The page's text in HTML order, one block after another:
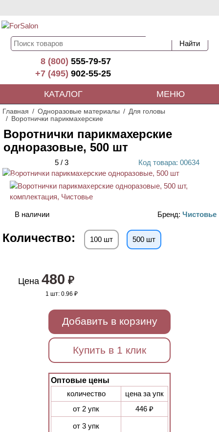
8 (800)555-79-57
+7 (495)902-55-25
КАТАЛОГ МЕНЮ
Главная Одноразовые материалы
Для головы
Воротнички парикмахерские
Воротнички парикмахерские
одноразовые, 500 шт
5 / 3 Код товара: 00634
ХИТ
В наличии Бренд: Чистовье
Количество: 100 шт 500 шт
Цена 480 ₽
1 шт:0.96 ₽
Добавить в корзину
Купить в 1 клик
Оптовые цены
количество
цена за упк
от 2 упк
446 ₽
от 3 упк